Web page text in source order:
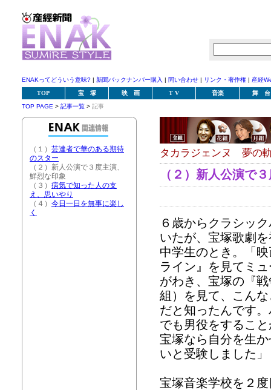
ENAKってどういう意味? | 新聞バックナンバー購入 | 問い合わせ | リンク・著作権 | 産経
TOP
宝 塚 映 画 T V 音楽
舞 台
TOP PAGE > 記事一覧 > 記事
タカラジェンヌ 夢
（２）新人公演で
６歳からクラシッ
いたが、宝塚歌劇
中学生のとき。「
ライン』を見てミ
がわき、宝塚の『
組）を見て、こん
だと知ったんです
でも男役をするこ
宝塚なら自分を生
いと受験しました」
宝塚音楽学校を２
（１） 芸達者で華のある期待
のスター
（２）新人公演で３度主演、
鮮烈な印象
（３） 病気で知った人の支
え、思いやり
（４） 今日一日を無事に楽し
く